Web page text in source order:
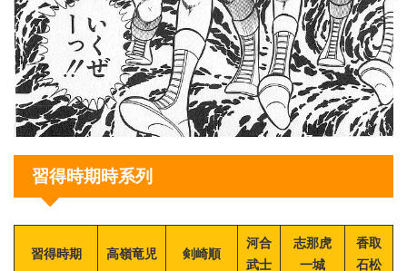
習得時期時系列
習得時期 高嶺竜児 剣崎順
河合
武士
志那虎
一城
香取
石松